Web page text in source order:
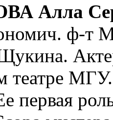
Алла
ф-т
театре
первая